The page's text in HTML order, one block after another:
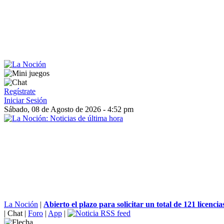
Regístrate
Iniciar Sesión
Sábado, 08 de Agosto de 2026 - 4:52 pm
La Noción | Abierto el plazo para solicitar un total de 121
| Chat | Foro | App |